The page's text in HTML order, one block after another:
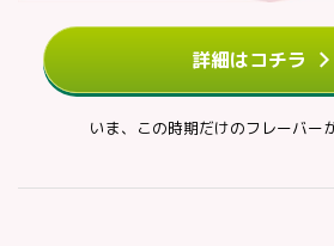
詳細はコチラ
いま、この時期だけのフレーバー